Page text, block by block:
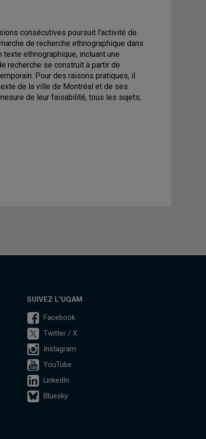
consécutives poursuit l'activité de
de recherche ethnographique dans
ethnographique, incluant une
recherche se construit à partir de
Pour des raisons pratiques, il
de la ville de Montréal et de ses
de leur faisabilité, tous les sujets,
SUIVEZ L'UQAM
Facebook
Twitter / X
Instagram
YouTube
LinkedIn
Bluesky